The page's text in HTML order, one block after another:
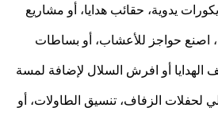
يدوية، حقائب هدايا، أو مشاريع
اصنع حواجز للأعشاب، أو بساطات
الهدايا أو افرش السلال لإضافة لمسة
لحفلات الزفاف، تنسيق الطاولات، أو